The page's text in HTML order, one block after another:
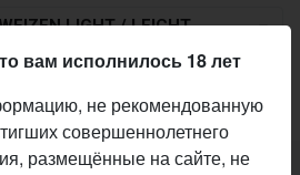
LIGHT / LEICHT
не найдено
вам исполнилось 18 лет
не рекомендованную
совершеннолетнего
размещённые на сайте, не